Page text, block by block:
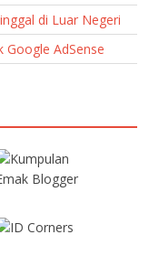
di Luar Negeri
Google AdSense